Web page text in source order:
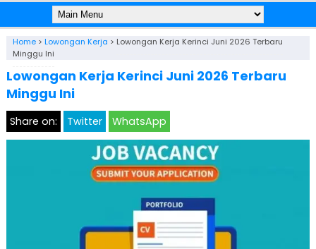
Home> Lowongan Kerja > Lowongan Kerja Kerinci Juni 2026 Terbaru
Minggu Ini
Lowongan Kerja Kerinci Juni 2026 Terbaru
Minggu Ini
Share on: Twitter WhatsApp